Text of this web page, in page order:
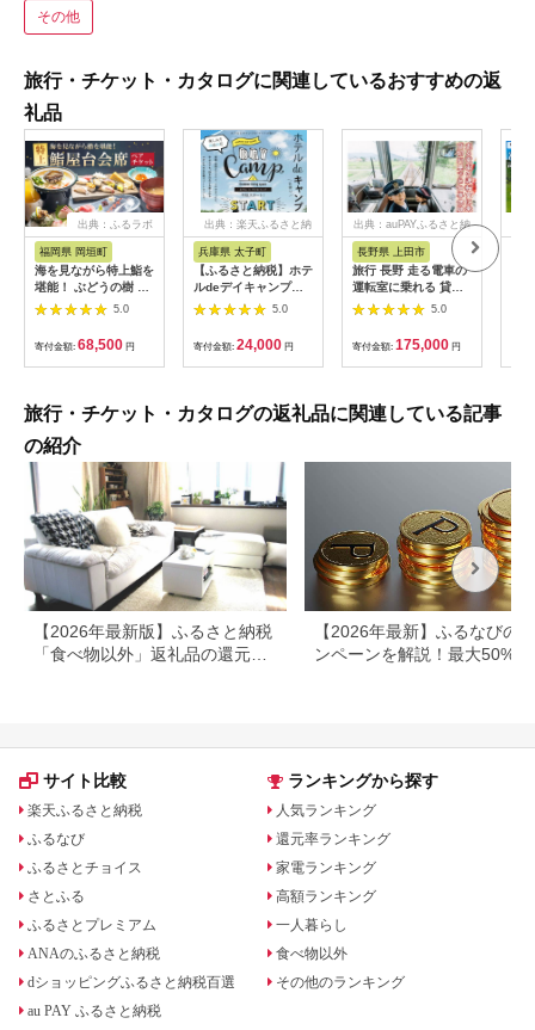
その他
旅行・チケット・カタログに関連しているおすすめの返
礼品
出典：ふるラボ
福岡県 岡垣町
海を見ながら特上鮨を
堪能！ ぶどうの樹 鮨
屋台ペア お食事券 海
鮮 海 屋台 食事 ペア
福岡県 岡垣町
5.0
寄付金額: 68,500 円
出典：楽天ふるさと納
兵庫県 太子町
【ふるさと納税】ホテ
ルdeデイキャンプ体
験チケット
【1364991】
5.0
寄付金額: 24,000 円
出典：auPAYふるさと納
長野県 上田市
旅行 長野 走る電車の
運転室に乗れる 貸切
列車でお仕事体験 体
験 チケット 電車 鉄道
列車 サービス 子供 子
ども こども 家族 長野
県
5.0
寄付金額: 175,000 円
旅行・チケット・カタログの返礼品に関連している記事
の紹介
【2026年最新版】ふるさと納税
「食べ物以外」返礼品の還元率
【2026年最新】ふるなびの
ンペーンを解説！最大50%還
サイト比較
楽天ふるさと納税
ふるなび
ふるさとチョイス
さとふる
ふるさとプレミアム
ANAのふるさと納税
dショッピングふるさと納税百選
au PAY ふるさと納税
ランキングから探す
人気ランキング
還元率ランキング
家電ランキング
高額ランキング
一人暮らし
食べ物以外
その他のランキング